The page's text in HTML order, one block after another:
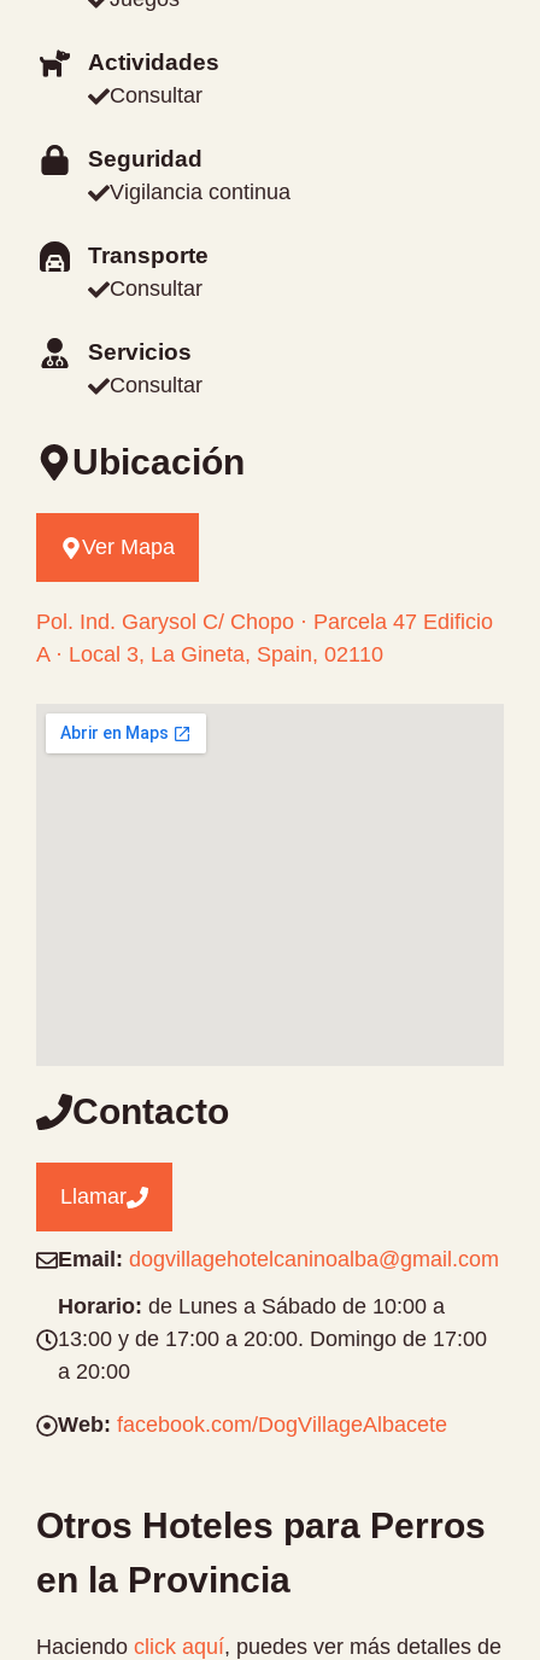
Actividades
Consultar
Seguridad
Vigilancia continua
Transporte
Consultar
Servicios
Consultar
Ubicación
Ver Mapa
Pol. Ind. Garysol C/ Chopo · Parcela 47 Edificio
A · Local 3, La Gineta, Spain, 02110
Contacto
Llamar
Email: dogvillagehotelcaninoalba@gmail.com
Horario: de Lunes a Sábado de 10:00 a
13:00 y de 17:00 a 20:00. Domingo de 17:00
a 20:00
Web: facebook.com/DogVillageAlbacete
Otros Hoteles para Perros
en la Provincia
Haciendo click aquí, puedes ver más detalles de